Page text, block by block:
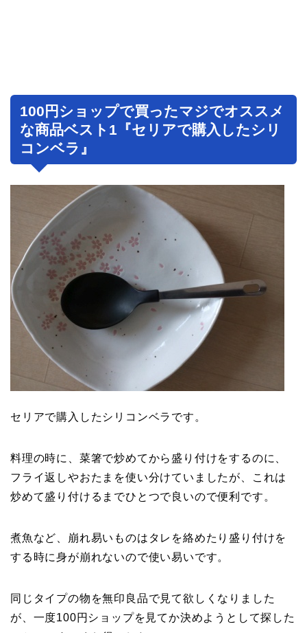
100円ショップで買ったマジでオススメ
な商品ベスト1『セリアで購入したシリ
コンベラ』
セリアで購入したシリコンベラです。
料理の時に、菜箸で炒めてから盛り付けをするのに、
フライ返しやおたまを使い分けていましたが、これは
炒めて盛り付けるまでひとつで良いので便利です。
煮魚など、崩れ易いものはタレを絡めたり盛り付けを
する時に身が崩れないので使い易いです。
同じタイプの物を無印良品で見て欲しくなりました
が、一度100円ショップを見てか決めようとして探した